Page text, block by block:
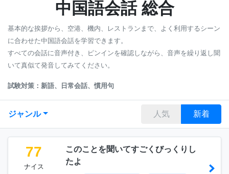
中国語会話 総合
基本的な挨拶から、空港、機内、レストランまで、よく利用するシーン
に合わせた中国語会話を学習できます。
すべての会話に音声付き、ピンインを確認しながら、音声を繰り返し聞
いて真似て発音してみてください。
試験対策：新語、日常会話、慣用句
ジャンル 人気 新着
77
ナイス
このことを聞いてすごくびっくりし
たよ